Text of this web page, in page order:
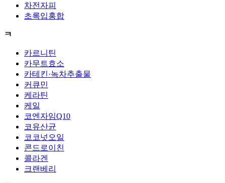
차전자피
초록입홍합
ㅋ
카르니틴
카무트효소
카테킨·녹차추출물
커큐민
케라틴
케일
코엔자임Q10
코유산균
코코넛오일
콘드로이친
콜라겐
크랜베리